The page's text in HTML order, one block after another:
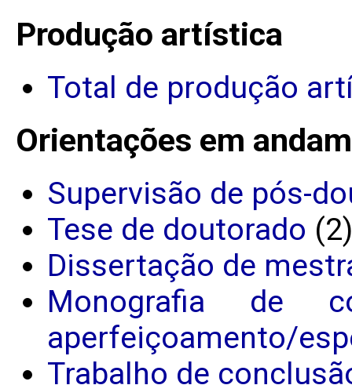
Produção artística
Total de produção
Orientações em
Supervisão de pós-
Tese de doutorado (2)
Dissertação de
Monografia de
aperfeiçoamento/
Trabalho de